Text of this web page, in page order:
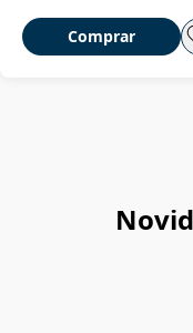
Comprar